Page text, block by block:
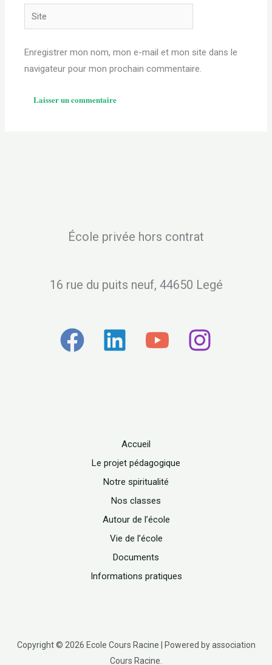
Site
Enregistrer mon nom, mon e-mail et mon site dans le
navigateur pour mon prochain commentaire.
École privée hors contrat
16 rue du puits neuf, 44650 Legé
Accueil
Le projet pédagogique
Notre spiritualité
Nos classes
Autour de l’école
Vie de l’école
Documents
Informations pratiques
Copyright © 2026 Ecole Cours Racine | Powered by association
Cours Racine.